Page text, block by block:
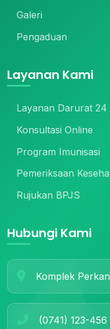
Galeri
Pengaduan
Layanan Kami
Layanan Darurat 24
Konsultasi Online
Program Imunisasi
Pemeriksaan
Rujukan BPJS
Hubungi Kami
Komplek
(0741) 123-456